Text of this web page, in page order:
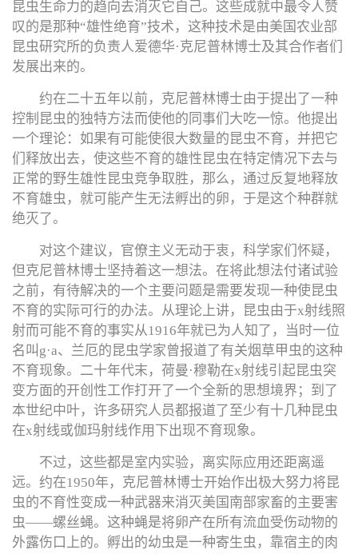
昆虫生命力的趋向去消灭它自己。这些成就中最令人赞
叹的是那种“雄性绝育”技术，这种技术是由美国农业部
昆虫研究所的负责人爱德华·克尼普林博士及其合作者们
发展出来的。
约在二十五年以前，克尼普林博士由于提出了一种
控制昆虫的独特方法而使他的同事们大吃一惊。他提出
一个理论：如果有可能使很大数量的昆虫不育，并把它
们释放出去，使这些不育的雄性昆虫在特定情况下去与
正常的野生雄性昆虫竞争取胜，那么，通过反复地释放
不育雄虫，就可能产生无法孵出的卵，于是这个种群就
绝灭了。
对这个建议，官僚主义无动于衷，科学家们怀疑，
但克尼普林博士坚持着这一想法。在将此想法付诸试验
之前，有待解决的一个主要问题是需要发现一种使昆虫
不育的实际可行的办法。从理论上讲，昆虫由于x射线照
射而可能不育的事实从1916年就已为人知了，当时一位
名叫g·a、兰厄的昆虫学家曾报道了有关烟草甲虫的这种
不育现象。二十年代末，荷曼·穆勒在x射线引起昆虫突
变方面的开创性工作打开了一个全新的思想境界；到了
本世纪中叶，许多研究人员都报道了至少有十几种昆虫
在x射线或伽玛射线作用下出现不育现象。
不过，这些都是室内实验，离实际应用还距离遥
远。约在1950年，克尼普林博士开始作出极大努力将昆
虫的不育性变成一种武器来消灭美国南部家畜的主要害
虫——螺丝蝇。这种蝇是将卵产在所有流血受伤动物的
外露伤口上的。孵出的幼虫是一种寄生虫，靠宿主的肉